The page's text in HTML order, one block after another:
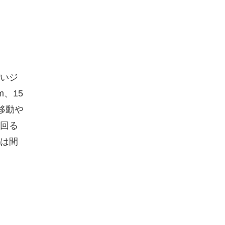
ジ
、15
動や
る
間